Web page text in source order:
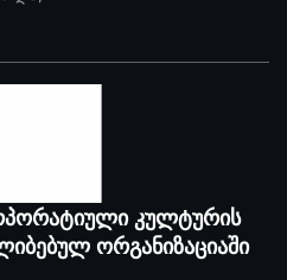
კულტურის
ორგანიზაციაში